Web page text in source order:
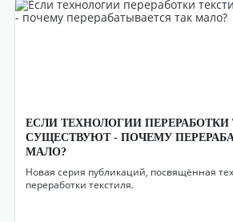
ЕСЛИ ТЕХНОЛОГИИ
СУЩЕСТВУЮТ - ПОЧЕМУ
МАЛО?
Новая серия публикаций, посвящённая
переработки текстиля.